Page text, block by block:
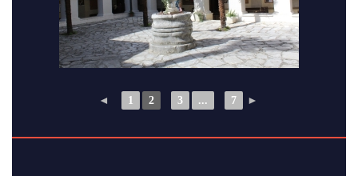
◄ 1 2 3 ... 7 ►